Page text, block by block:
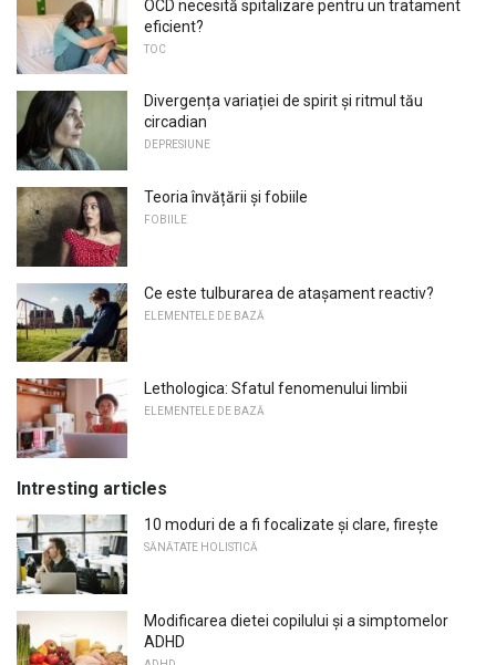
OCD necesită spitalizare pentru un tratament
eficient?
TOC
Divergența variației de spirit și ritmul tău
circadian
DEPRESIUNE
Teoria învățării și fobiile
FOBIILE
Ce este tulburarea de atașament reactiv?
ELEMENTELE DE BAZĂ
Lethologica: Sfatul fenomenului limbii
ELEMENTELE DE BAZĂ
Intresting articles
10 moduri de a fi focalizate și clare, firește
SĂNĂTATE HOLISTICĂ
Modificarea dietei copilului și a simptomelor
ADHD